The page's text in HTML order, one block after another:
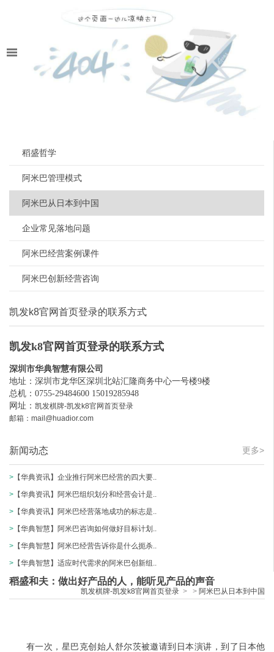
稻盛哲学
阿米巴管理模式
阿米巴从日本到中国
企业常见落地问题
阿米巴经营案例课件
阿米巴创新经营咨询
凯发k8官网首页登录的联系方式
凯发k8官网首页登录的联系方式
深圳市华典智慧有限公司
地址：深圳市龙华区深圳北站汇隆商务中心一号楼9楼
总机：0755-29484600 15019285948
网址： 凯发棋牌-凯发k8官网首页登录
邮箱： mail@huadior.com
更多>
新闻动态
> 【华典资讯】企业推行阿米巴经营的四大要..
> 【华典资讯】阿米巴组织划分和经营会计是..
> 【华典资讯】阿米巴经营落地成功的标志是..
> 【华典智慧】阿米巴咨询如何做好目标计划..
> 【华典智慧】阿米巴经营告诉你是什么扼杀..
> 【华典智慧】适应时代需求的阿米巴创新组..
稻盛和夫：做出好产品的人，能听见产品的声音
凯发棋牌-凯发k8官网首页登录 > > 阿米巴从日本到中国
有一次，星巴克创始人舒尔茨被邀请到日本演讲，到了日本他